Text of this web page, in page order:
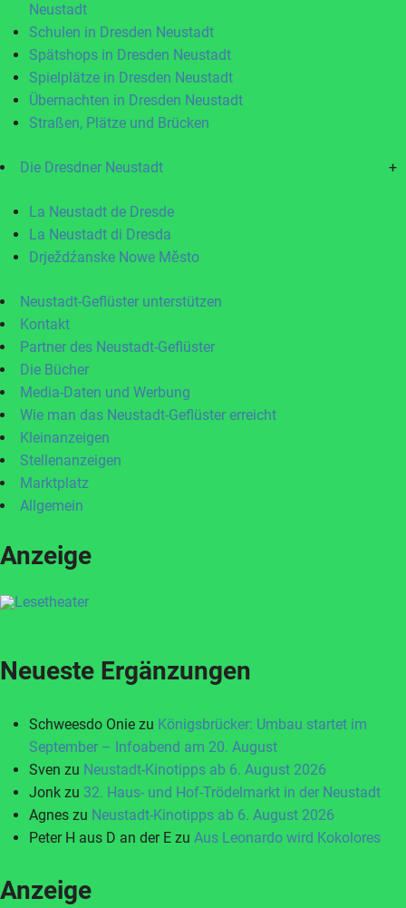
Neustadt
Schulen in Dresden Neustadt
Spätshops in Dresden Neustadt
Spielplätze in Dresden Neustadt
Übernachten in Dresden Neustadt
Straßen, Plätze und Brücken
Die Dresdner Neustadt +
La Neustadt de Dresde
La Neustadt di Dresda
Drježdźanske Nowe Město
Neustadt-Geflüster unterstützen
Kontakt
Partner des Neustadt-Geflüster
Die Bücher
Media-Daten und Werbung
Wie man das Neustadt-Geflüster erreicht
Kleinanzeigen
Stellenanzeigen
Marktplatz
Allgemein
Anzeige
Neueste Ergänzungen
Schweesdo Onie zu Königsbrücker: Umbau startet im
September – Infoabend am 20. August
Sven zu Neustadt-Kinotipps ab 6. August 2026
Jonk zu 32. Haus- und Hof-Trödelmarkt in der Neustadt
Agnes zu Neustadt-Kinotipps ab 6. August 2026
Peter H aus D an der E zu Aus Leonardo wird Kokolores
Anzeige